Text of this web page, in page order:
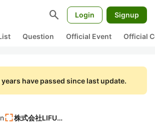
search Login Signup
Question Official Event Official
have passed since last update.
株式会社LIFULL